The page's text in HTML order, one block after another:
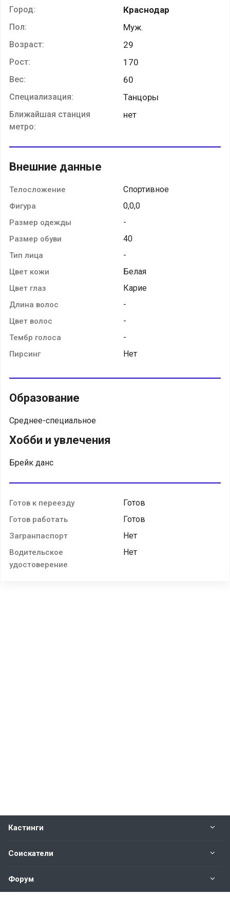
Город: Краснодар
Пол: Муж.
Возраст: 29
Рост: 170
Вес: 60
Специализация: Танцоры
Ближайшая станция
метро:
нет
Внешние данные
Телосложение Спортивное
Фигура 0,0,0
Размер одежды -
Размер обуви 40
Тип лица -
Цвет кожи Белая
Цвет глаз Карие
Длина волос -
Цвет волос -
Тембр голоса -
Пирсинг Нет
Образование
Среднее-специальное
Хобби и увлечения
Брейк данс
Готов к переезду Готов
Готов работать Готов
Загранпаспорт Нет
Водительское
удостоверение
Нет
Кастинги
Соискатели
Форум